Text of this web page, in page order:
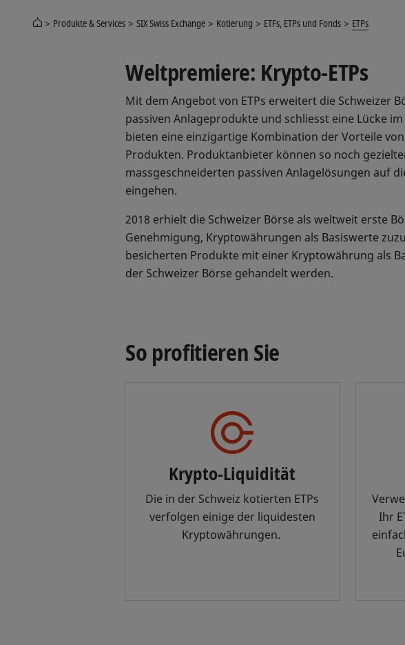
Produkte & Services SIX Swiss Exchange Kotierung ETFs, ETPs und Fonds ETPs
Weltpremiere: Krypto-ETPs
Mit dem Angebot von ETPs erweitert die Schweizer
passiven Anlageprodukte und schliesst eine Lücke
bieten eine einzigartige Kombination der Vorteile
Produkten. Produktanbieter können so noch
massgeschneiderten passiven Anlagelösungen auf
eingehen.
2018 erhielt die Schweizer Börse als weltweit erste
Genehmigung, Kryptowährungen als Basiswerte
besicherten Produkte mit einer Kryptowährung als
der Schweizer Börse gehandelt werden.
So profitieren Sie
Krypto-Liquidität
Die in der Schweiz kotierten ETPs
verfolgen einige der liquidesten
Kryptowährungen.
Ihr